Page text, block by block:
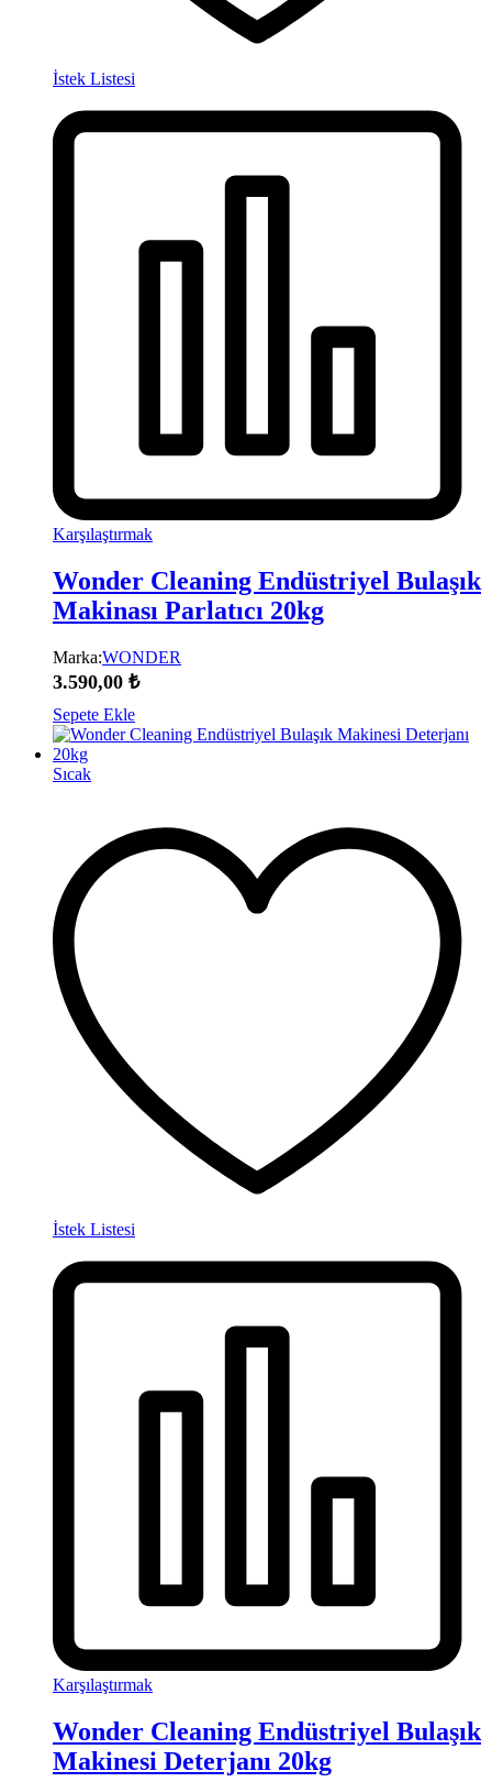
İstek Listesi
Karşılaştırmak
Wonder Cleaning Endüstriyel Bulaşık
Makinası Parlatıcı 20kg
Marka:WONDER
3.590,00 ₺
Sepete Ekle
Sıcak
İstek Listesi
Karşılaştırmak
Wonder Cleaning Endüstriyel Bulaşık
Makinesi Deterjanı 20kg